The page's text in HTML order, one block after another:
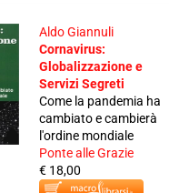
Aldo Giannuli
Cornavirus:
Globalizzazione e
Servizi Segreti
Come la pandemia ha
cambiato e cambierà
l'ordine mondiale
Ponte alle Grazie
€ 18,00